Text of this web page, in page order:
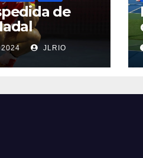
de
2024 JLRIO